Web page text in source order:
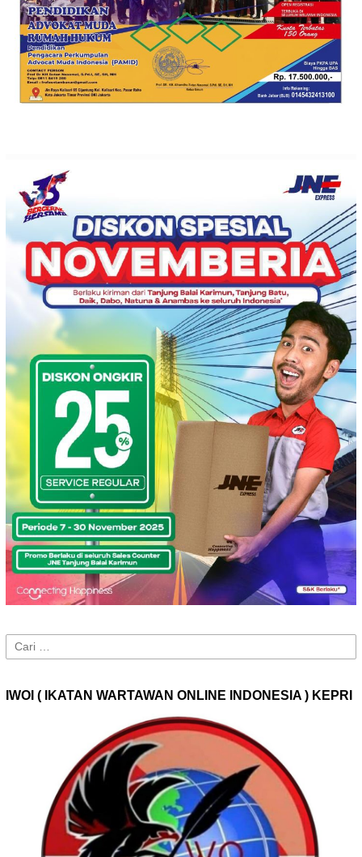
Cari
untuk:
IWOI ( IKATAN WARTAWAN ONLINE INDONESIA ) KEPRI